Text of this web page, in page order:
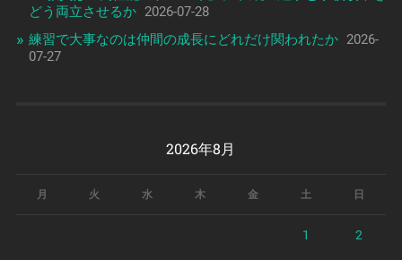
どう両立させるか 2026-07-28
練習で大事なのは仲間の成長にどれだけ関われたか 2026-
07-27
2026年8月
月 火 水 木 金 土 日
1 2